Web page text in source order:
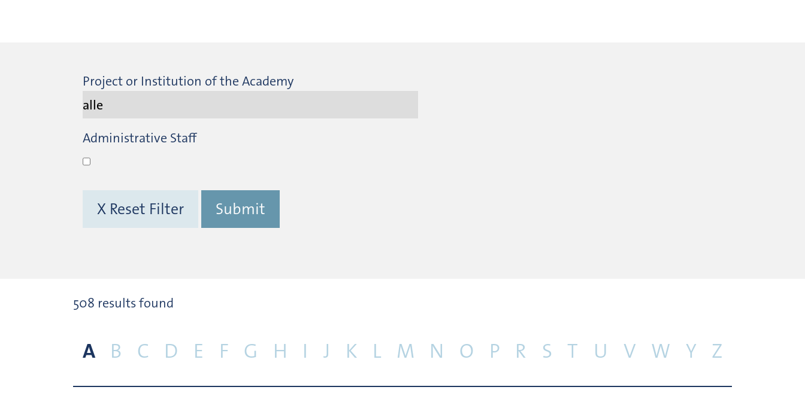
Project or Institution of the Academy
Administrative Staff
X Reset Filter Submit
508 results found
A B C D E F G H I J K L M N O P R S T U V W Y Z